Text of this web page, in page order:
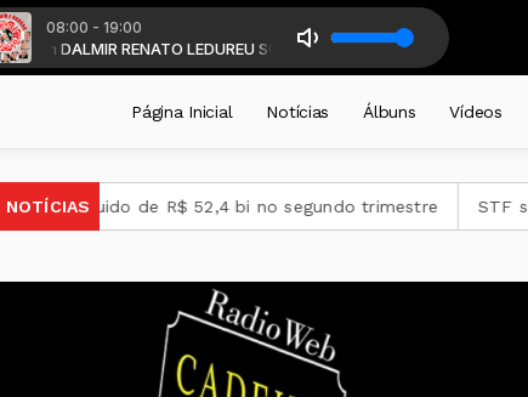
08:00 - 19:00
RENATO LEDUREU SOU DO SUL SEM FRONTEIRAS - DALMIR LEDUR
de luzChiquito e Bordoneio - Tela de luz
Página Inicial Notícias Álbuns Vídeos
NOTÍCIAS
de R$ 52,4 bi no segundo trimestre STF suspende